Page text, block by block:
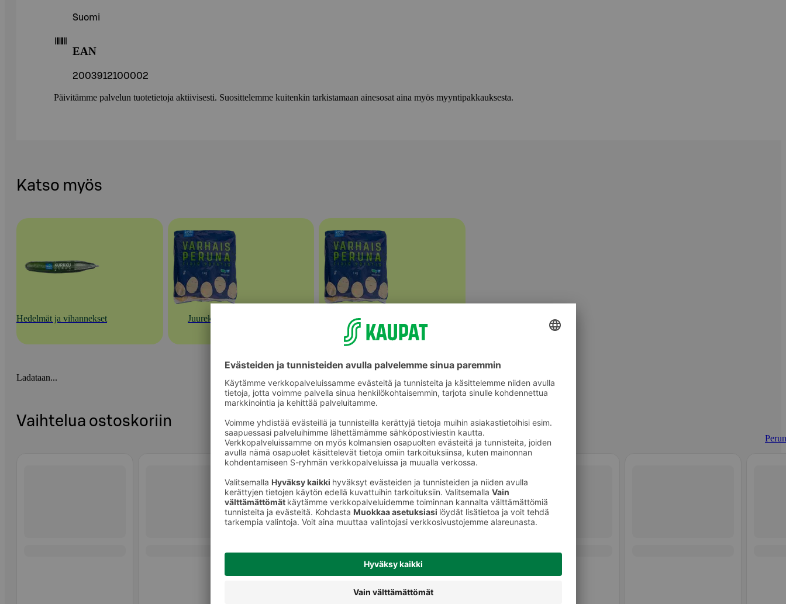
Suomi
EAN
2003912100002
Päivitämme palvelun tuotetietoja aktiivisesti. Suosittelemme kuitenkin tarkistamaan ainesosat aina myös myyntipakkauksesta.
Katso myös
Hedelmät ja vihannekset Juurekset Perunat
Ladataan...
Vaihtelua ostoskoriin